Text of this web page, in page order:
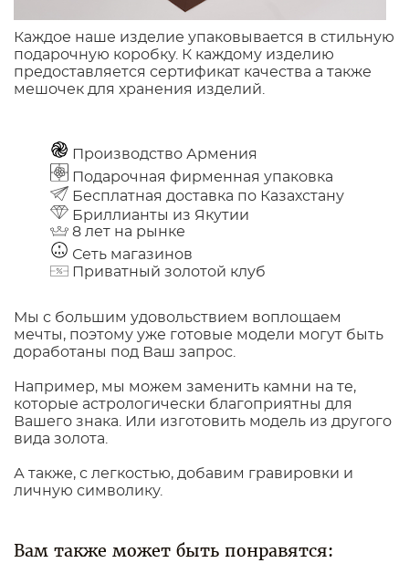
Каждое наше изделие упаковывается в стильную
подарочную коробку. К каждому изделию
предоставляется сертификат качества а также
мешочек для хранения изделий.
Производство Армения
Подарочная фирменная упаковка
Бесплатная доставка по Казахстану
Бриллианты из Якутии
8 лет на рынке
Сеть магазинов
Приватный золотой клуб
Мы с большим удовольствием воплощаем
мечты, поэтому уже готовые модели могут быть
доработаны под Ваш запрос.
Например, мы можем заменить камни на те,
которые астрологически благоприятны для
Вашего знака. Или изготовить модель из другого
вида золота.
А также, с легкостью, добавим гравировки и
личную символику.
Вам также может быть понравятся: